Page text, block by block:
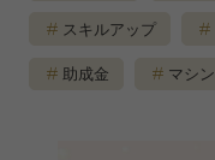
スキルアップ
助成金 マシン